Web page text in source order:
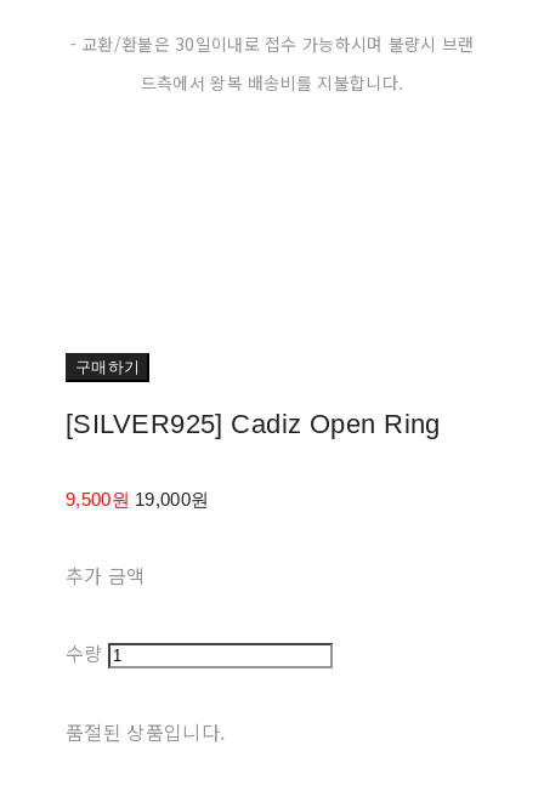
- 교환/환불은 30일이내로 접수 가능하시며 불량시 브랜
드측에서 왕복 배송비를 지불합니다.
구매하기
[SILVER925] Cadiz Open Ring
9,500원 19,000원
추가 금액
수량
품절된 상품입니다.